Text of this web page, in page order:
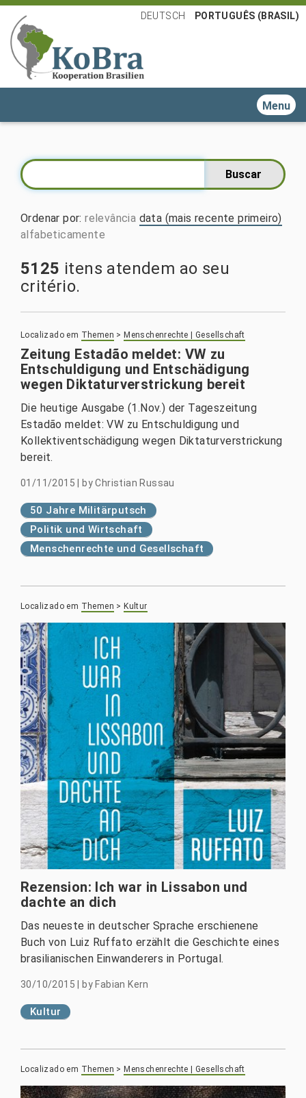
DEUTSCH PORTUGUÊS (BRASIL)
Toggle
Ordenar por:relevância data (mais recente primeiro)
alfabeticamente
5125 itens atendem ao seu
critério.
Localizado em Themen > Menschenrechte | Gesellschaft
Zeitung Estadão meldet: VW zu
Entschuldigung und Entschädigung
wegen Diktaturverstrickung bereit
Die heutige Ausgabe (1.Nov.) der Tageszeitung
Estadão meldet: VW zu Entschuldigung und
Kollektiventschädigung wegen Diktaturverstrickung
bereit.
01/11/2015 byChristian Russau
50 Jahre Militärputsch
Politik und Wirtschaft
Menschenrechte und Gesellschaft
Localizado em Themen > Kultur
Rezension: Ich war in Lissabon und
dachte an dich
Das neueste in deutscher Sprache erschienene
Buch von Luiz Ruffato erzählt die Geschichte eines
brasilianischen Einwanderers in Portugal.
30/10/2015 by Fabian Kern
Kultur
Localizado em Themen >Menschenrechte | Gesellschaft